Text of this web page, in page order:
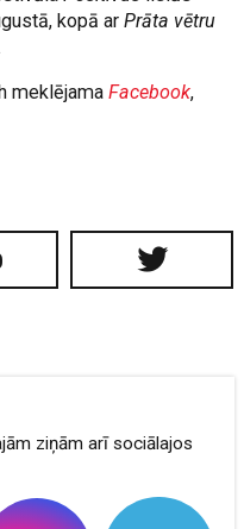
kopā arPrāta vētru
meklējamaFacebook,
ziņām arī sociālajos